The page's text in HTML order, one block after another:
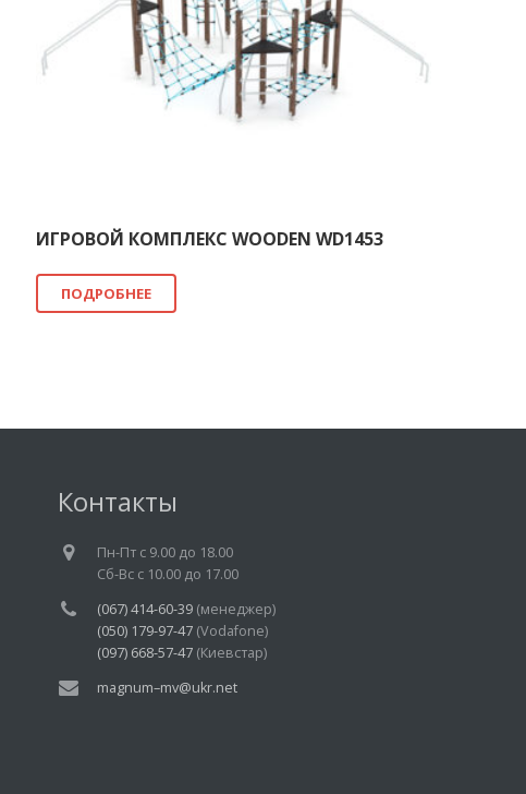
ИГРОВОЙ КОМПЛЕКС WOODEN WD1453
ПОДРОБНЕЕ
Контакты
Пн-Пт c 9.00 до 18.00
Cб-Вс с 10.00 до 17.00
(067) 414-60-39(менеджер)
(050) 179-97-47(Vodafone)
(097) 668-57-47(Киевстар)
magnum–mv@ukr.net